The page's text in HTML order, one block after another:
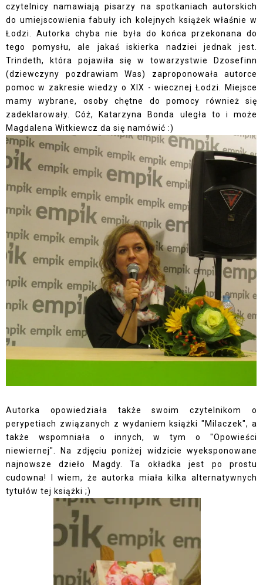
czytelnicy namawiają pisarzy na spotkaniach autorskich
do umiejscowienia fabuły ich kolejnych książek właśnie w
Łodzi. Autorka chyba nie była do końca przekonana do
tego pomysłu, ale jakaś iskierka nadziei jednak jest.
Trindeth, która pojawiła się w towarzystwie Dzosefinn
(dziewczyny pozdrawiam Was) zaproponowała autorce
pomoc w zakresie wiedzy o XIX - wiecznej Łodzi. Miejsce
mamy wybrane, osoby chętne do pomocy również się
zadeklarowały. Cóż, Katarzyna Bonda uległa to i może
Magdalena Witkiewcz da się namówić :)
Autorka opowiedziała także swoim czytelnikom o
perypetiach związanych z wydaniem książki "Milaczek", a
także wspomniała o innych, w tym o "Opowieści
niewiernej". Na zdjęciu poniżej widzicie wyeksponowane
najnowsze dzieło Magdy. Ta okładka jest po prostu
cudowna! I wiem, że autorka miała kilka alternatywnych
tytułów tej książki ;)